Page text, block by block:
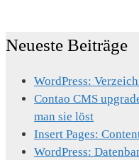
Neueste Beiträge
WordPress:
Contao CMS
man sie löst
Insert Pages:
WordPress: